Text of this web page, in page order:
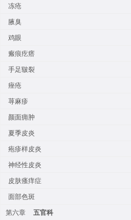
冻疮
腋臭
鸡眼
瘢痕疙瘩
手足皲裂
痤疮
荨麻疹
颜面痈肿
夏季皮炎
疱疹样皮炎
神经性皮炎
皮肤瘙痒症
面部色斑
第六章
五官科